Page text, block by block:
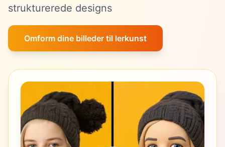
strukturerede designs
Omform dine billeder til lerkunst